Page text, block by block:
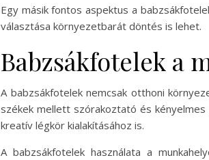
Egy másik fontos aspektus a
választása környezetbarát döntés is lehet.
Babzsákfotelek a
A babzsákfotelek nemcsak otthoni
székek mellett szórakoztató és kényelmes
kreatív légkör kialakításához is.
A babzsákfotelek használata a